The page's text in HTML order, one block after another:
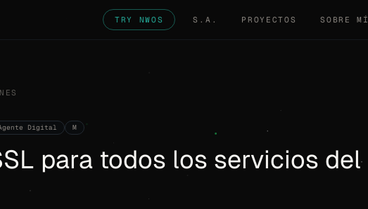
TRY NWOS S.A. PROYECTOS SOBRE MÍ
Digital M
para todos los servicios del